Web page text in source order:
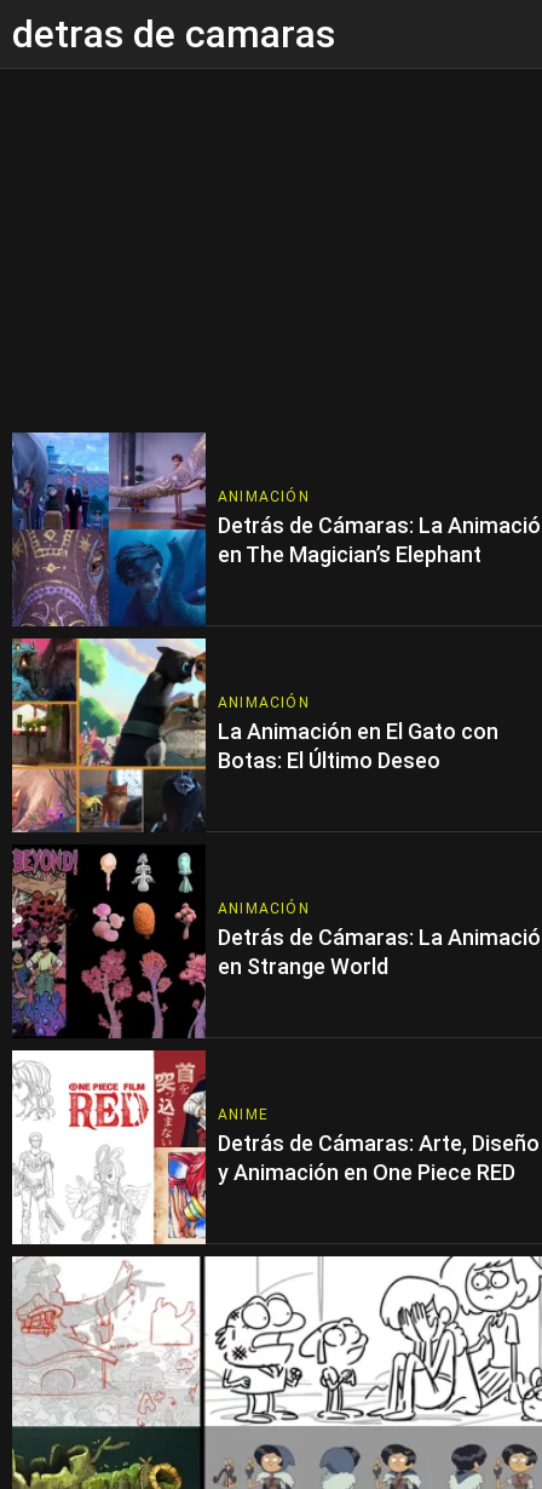
detras de camaras
ANIMACIÓN
Detrás de Cámaras: La
en The Magician’s Elephant
ANIMACIÓN
La Animación en El Gato con
Botas: El Último Deseo
ANIMACIÓN
Detrás de Cámaras: La
en Strange World
ANIME
Detrás de Cámaras: Arte, Diseño
y Animación en One Piece RED